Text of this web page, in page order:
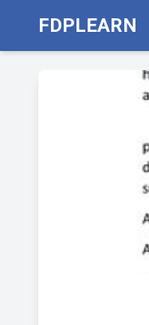
FDPLEARN